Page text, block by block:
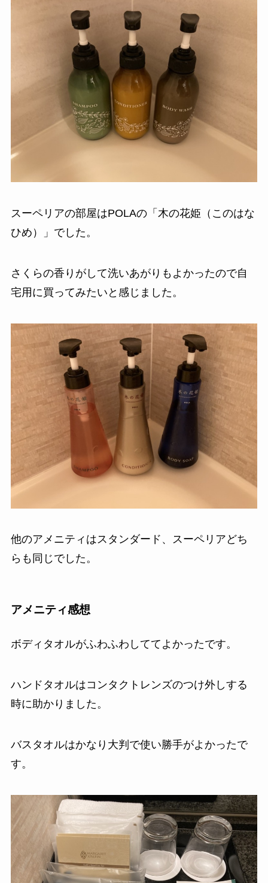
スーペリアの部屋はPOLAの「木の花姫（このはな
ひめ）」でした。
さくらの香りがして洗いあがりもよかったので自
宅用に買ってみたいと感じました。
他のアメニティはスタンダード、スーペリアどち
らも同じでした。
アメニティ感想
ボディタオルがふわふわしててよかったです。
ハンドタオルはコンタクトレンズのつけ外しする
時に助かりました。
バスタオルはかなり大判で使い勝手がよかったで
す。